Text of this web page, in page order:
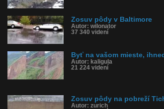
Zosuv pôdy v Baltimore
Autor: wilonator
37 340 videní
Byť na vašom mieste,
Autor: kaligula
21 224 videní
Zosuv pôdy na pobreží
Autor: zurich